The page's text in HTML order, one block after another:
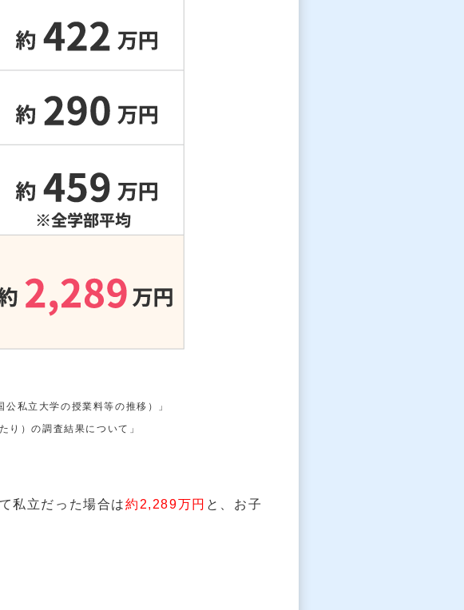
私立大学の授業料等の推移）」
）の調査結果について」
私立だった場合は約2,289万円 と、お子